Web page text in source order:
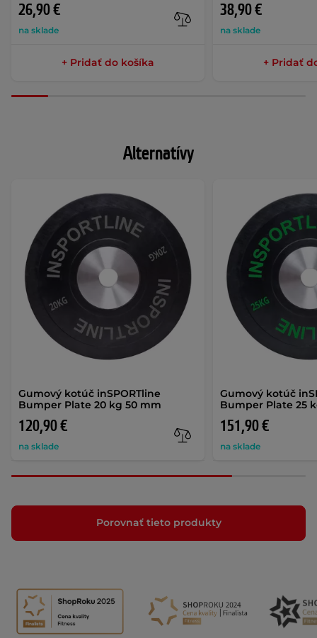
26,90 €
na sklade
+ Pridať do košíka
38,90 €
na sklade
+ Pridať
Alternatívy
Gumový kotúč inSPORTline
Bumper Plate 20 kg 50 mm
120,90 €
na sklade
Gumový kotúč
Bumper Plate 25
151,90 €
na sklade
Porovnať tieto produkty